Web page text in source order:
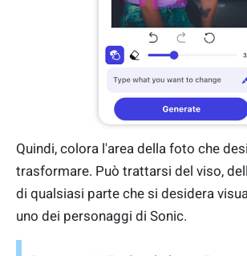
Quindi, colora l'area della foto che
trasformare. Può trattarsi del viso,
di qualsiasi parte che si desidera
uno dei personaggi di Sonic.